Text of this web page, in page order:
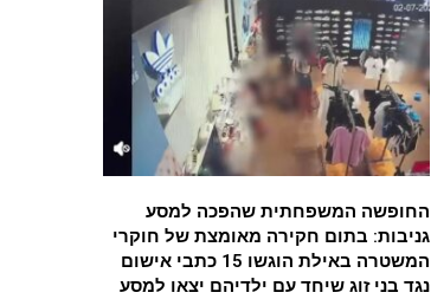
החופשה המשפחתית שהפכה למסע
גניבות: בתום חקירה מאומצת של חוקרי
המשטרה באילת הוגשו 15 כתבי אישום
נגד בני זוג שיחד עם ילדיהם יצאו למסע